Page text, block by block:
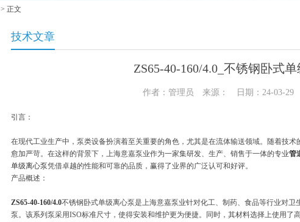
> 正文
技术文章
ZS65-40-160/4.0_不锈钢卧式
作者：管理员 来源： 日期：24-03-29
引言：
在现代工业生产中，泵类设备扮演着至关重要的角色，尤其是在流体输送领域。随着技
愈加严苛。在这样的背景下，上海意嘉泵业作为一家集研发、生产、销售于一体的专业管
单级离心泵凭借卓越的性能和可靠的品质，赢得了业界的广泛认可和好评。
产品概述：
ZS65-40-160/4.0不锈钢卧式单级离心泵是上海意嘉泵业针对化工、制药、食品等行业对
泵。该系列泵采用ISO标准尺寸，使得安装和维护更为便捷。同时，其材料选择上使用了